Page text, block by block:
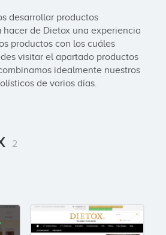
desarrollar productos
de Dietox una experiencia
productos con los cuáles
visitar el apartado productos
idealmente nuestros
de varios días.
2